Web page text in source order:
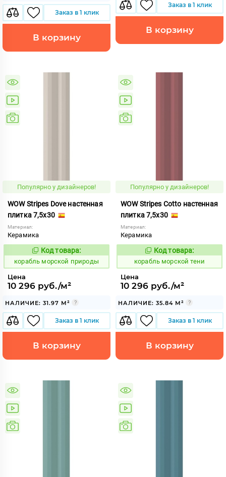
Заказ в 1 клик
В корзину
Заказ в 1 клик
В корзину
Популярно у дизайнеров!
WOW Stripes Dove настенная
плитка 7,5x30
Материал:
Керамика
773225
Код товара:
корабль морской природы
Цена
10 296 руб./м²
НАЛИЧИЕ: 31.97 М²
Заказ в 1 клик
В корзину
Популярно у дизайнеров!
WOW Stripes Cotto настенная
плитка 7,5x30
Материал:
Керамика
773228
Код товара:
корабль морской тени
Цена
10 296 руб./м²
НАЛИЧИЕ: 35.84 М²
Заказ в 1 клик
В корзину